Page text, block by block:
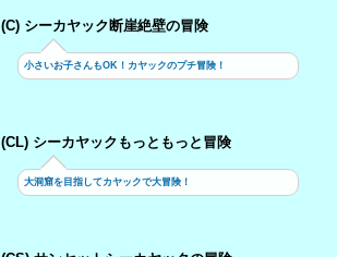
(C) シーカヤック断崖絶壁の冒険
小さいお子さんもOK！カヤックのプチ冒険！
(CL) シーカヤックもっともっと冒険
大洞窟を目指してカヤックで大冒険！